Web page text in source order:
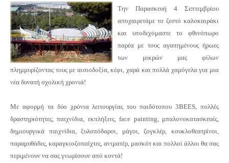
Την Παρασκευή 4 Σεπτεμβρίου
αποχαιρετάμε το ζεστό καλοκαιράκι
και υποδεχόμαστε το φθινόπωρο
παρέα με τους αγαπημένους ήρωες
των μικρών μας φίλων
πλημμυρίζοντας τους με αισιοδοξία, κέφι, χαρά και πολλά χαμόγελα για μια
νέα δυνατή σχολική χρονιά!
Με αφορμή τα δύο χρόνια λειτουργίας του παιδότοπου 3BEES, πολλές
δραστηριότητες, παιχνίδια, εκπλήξεις, face painting, μπαλονοκατασκευές,
δημιουργικά παιχνίδια, ξυλοπόδαροι, μάγοι, ζογκλέρ, κουκλοθεατρίνοι,
παραμυθάδες, καραγκιοζοπαίχτες, ανιματέρ, μασκότ και πολλοί άλλοι θα σας
περιμένουν να σας γνωρίσουν από κοντά!